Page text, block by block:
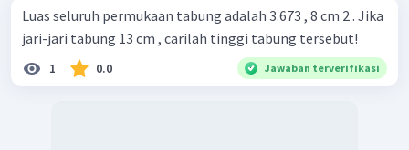
Luas seluruh permukaan tabung adalah 3.673 , 8 cm 2 . Jika
jari-jari tabung 13 cm , carilah tinggi tabung tersebut!
1 0.0 Jawaban terverifikasi